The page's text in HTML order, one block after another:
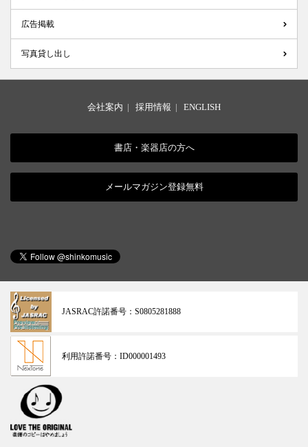
広告掲載
写真貸し出し
会社案内 | 採用情報 | ENGLISH
書店・楽器店の方へ
メールマガジン登録無料
JASRAC許諾番号： S0805281888
利用許諾番号： ID000001493